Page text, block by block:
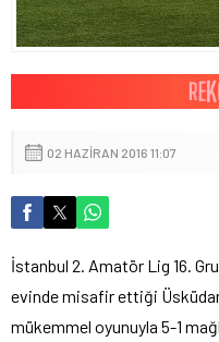
02 HAZIRAN 2016 11:07
İstanbul 2. Amatör Lig 16.
evinde misafir ettiği Üsküdar
mükemmel oyunuyla 5-1